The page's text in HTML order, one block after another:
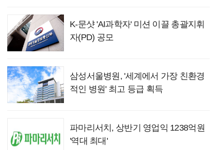
K-문샷 'AI과학자' 미션 이끌 총괄지휘
자(PD) 공모
삼성서울병원, '세계에서 가장 친환경
적인 병원' 최고 등급 획득
파마리서치, 상반기 영업익 1238억원
'역대 최대'